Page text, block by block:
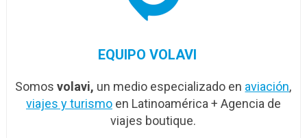
EQUIPO VOLAVI
Somosvolavi, un medio especializado en aviación,
viajes y turismoen Latinoamérica + Agencia de
viajes boutique.